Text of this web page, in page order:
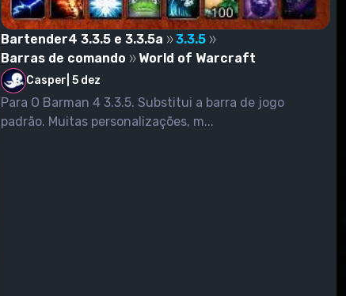
Bartender4 3.3.5 e 3.3.5a
3.3.5
Barras de comando
World of Warcraft
Casper 5 dez
Para O Barman 4 3.3.5. Substitui a barra de jogo
padrão. Muitas personalizações, m...